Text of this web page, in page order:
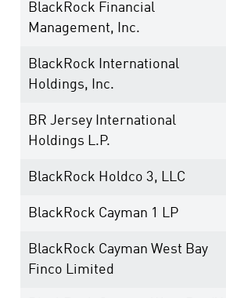
BlackRock Financial
Management, Inc.
BlackRock International
Holdings, Inc.
BR Jersey International
Holdings L.P.
BlackRock Holdco 3, LLC
BlackRock Cayman 1 LP
BlackRock Cayman West Bay
Finco Limited